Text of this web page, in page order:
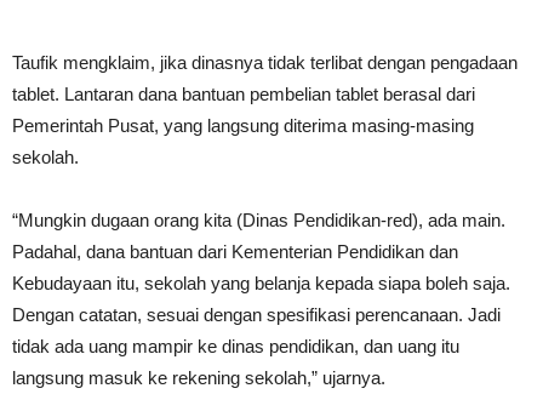
Taufik mengklaim, jika dinasnya tidak terlibat dengan pengadaan
tablet. Lantaran dana bantuan pembelian tablet berasal dari
Pemerintah Pusat, yang langsung diterima masing-masing
sekolah.
“Mungkin dugaan orang kita (Dinas Pendidikan-red), ada main.
Padahal, dana bantuan dari Kementerian Pendidikan dan
Kebudayaan itu, sekolah yang belanja kepada siapa boleh saja.
Dengan catatan, sesuai dengan spesifikasi perencanaan. Jadi
tidak ada uang mampir ke dinas pendidikan, dan uang itu
langsung masuk ke rekening sekolah,” ujarnya.